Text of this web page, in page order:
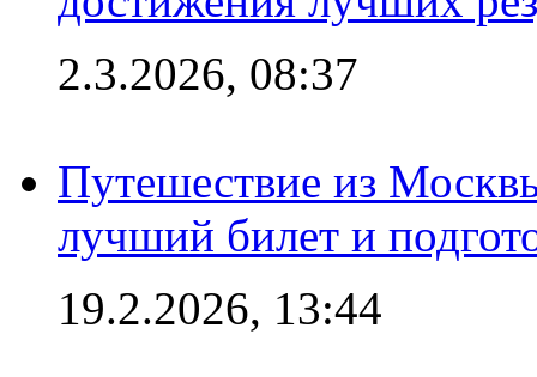
2.3.2026, 08:37
Путешествие из
лучший билет и
19.2.2026, 13:44